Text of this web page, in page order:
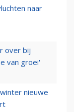
naar
over bij
van groei'
nieuwe